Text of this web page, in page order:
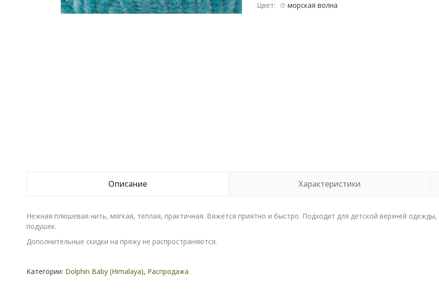
Цвет:
морская волна
Описание Характеристики
Нежная плюшевая нить, мягкая, теплая, практичная. Вяжется приятно и быстро. Подходит для детской верхней
подушек.
Дополнительные скидки на пряжу не распространяются.
Категории: Dolphin Baby (Himalaya), Распродажа